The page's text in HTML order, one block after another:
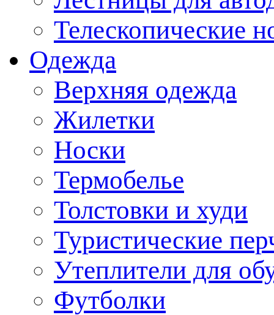
Телескопические
Одежда
Верхняя одежда
Жилетки
Носки
Термобелье
Толстовки и худи
Туристические
Утеплители для
Футболки